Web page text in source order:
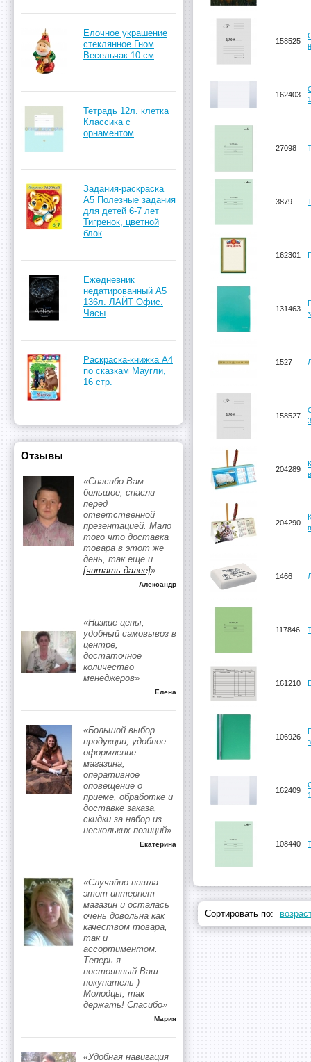
158525
162403
27098
3879
162301
131463
1527
158527
204289
204290
1466
117846
161210
106926
162409
108440
Сортировать по:
Елочное украшение
стеклянное Гном
Весельчак 10 см
Тетрадь 12л. клетка
Классика с
орнаментом
Задания-раскраска
А5 Полезные задания
для детей 6-7 лет
Тигренок, цветной
блок
Ежедневник
недатированный А5
136л. ЛАЙТ Офис.
Часы
Раскраска-книжка А4
по сказкам Маугли,
16 стр.
Отзывы
«Спасибо Вам
большое, спасли
перед
ответственной
презентацией. Мало
того что доставка
товара в этот же
день, так еще и...
[читать далее]»
Александр
«Низкие цены,
удобный самовывоз в
центре,
достаточное
количество
менеджеров»
Елена
«Большой выбор
продукции, удобное
оформление
магазина,
оперативное
оповещение о
приеме, обработке и
доставке заказа,
скидки за набор из
нескольких позиций»
Екатерина
«Случайно нашла
этот интернет
магазин и осталась
очень довольна как
качеством товара,
так и
ассортиментом.
Теперь я
постоянный Ваш
покупатель )
Молодцы, так
держать! Спасибо»
Мария
«Удобная навигация